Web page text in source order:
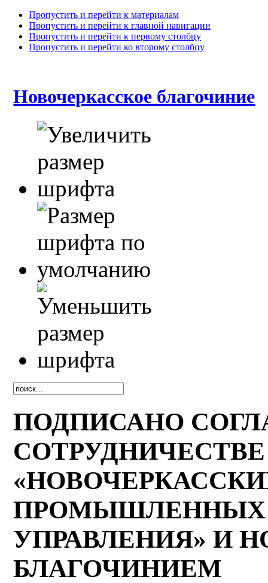
Пропустить и перейти к материалам
Пропустить и перейти к главной навигации
Пропустить и перейти к первому столбцу
Пропустить и перейти ко второму столбцу
Новочеркасское благочиние
ПОДПИСАНО
ПРОМЫШЛЕННЫХ
УПРАВЛЕНИЯ» И
БЛАГОЧИНИЕМ